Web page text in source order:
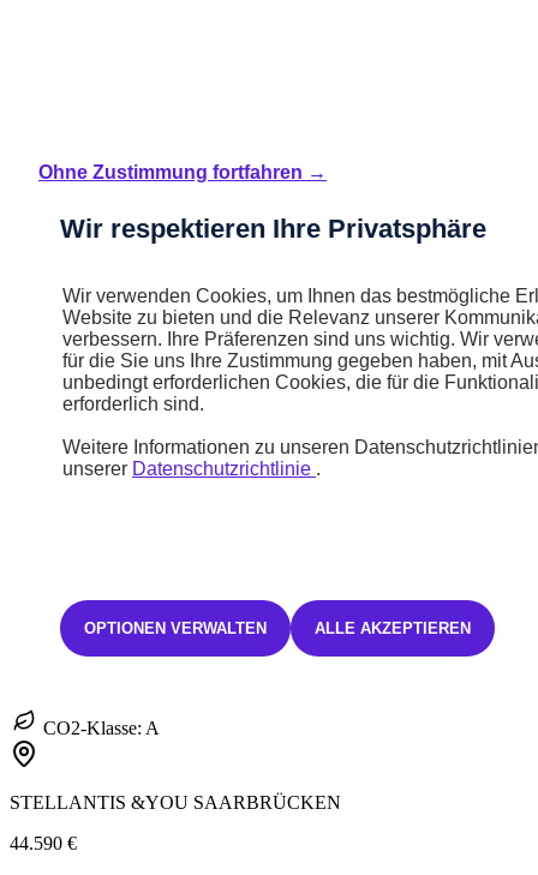
Neuwagen
Automatik
15,5 kWh/100km
CO2-Klasse: A
STELLANTIS &YOU SAARBRÜCKEN
44.590 €
Ohne Zustimmung fortfahren →
Wir respektieren Ihre Privatsphäre
Wir verwenden Cookies, um Ihnen das bestmögliche
Website zu bieten und die Relevanz unserer
verbessern. Ihre Präferenzen sind uns wichtig. Wir
für die Sie uns Ihre Zustimmung gegeben haben, mit
unbedingt erforderlichen Cookies, die für die
erforderlich sind.
Weitere Informationen zu unseren
unserer Datenschutzrichtlinie .
OPTIONEN VERWALTEN ALLE AKZEPTIEREN